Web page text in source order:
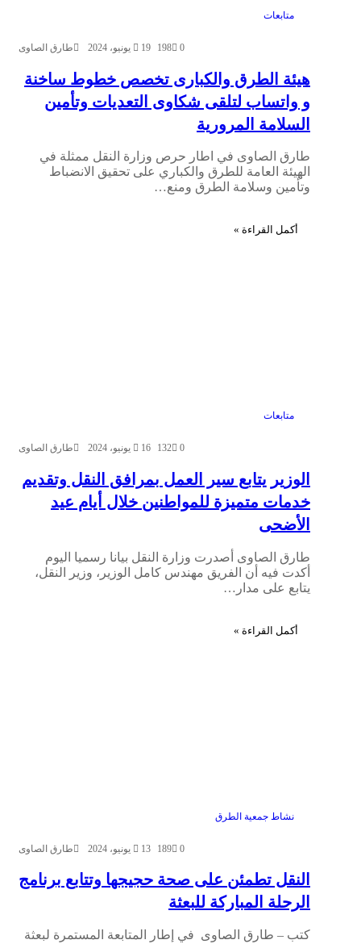
متابعات
طارق الصاوى 19 يونيو، 2024 0
198
هيئة الطرق والكبارى تخصص خطوط ساخنة
و واتساب لتلقى شكاوى التعديات وتأمين
السلامة المرورية
طارق الصاوى في اطار حرص وزارة النقل ممثلة في
الهيئة العامة للطرق والكباري على تحقيق الانضباط
وتأمين وسلامة الطرق ومنع…
أكمل القراءة »
متابعات
طارق الصاوى 16 يونيو، 2024 0
132
الوزير يتابع سير العمل بمرافق النقل وتقديم
خدمات متميزة للمواطنين خلال أيام عيد
الأضحى
طارق الصاوى أصدرت وزارة النقل بيانا رسميا اليوم
أكدت فيه أن الفريق مهندس كامل الوزير، وزير النقل،
يتابع على مدار…
أكمل القراءة »
نشاط جمعية الطرق
طارق الصاوى 13 يونيو، 2024 0
189
النقل تطمئن على صحة حجيجها وتتابع برنامج
الرحلة المباركة للبعثة
كتب – طارق الصاوى في إطار المتابعة المستمرة لبعثة